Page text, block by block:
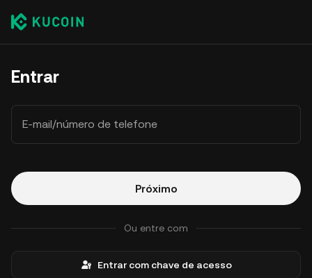
Entrar
E-mail/número de telefone
Próximo
Ou entre com
Entrar com chave de acesso